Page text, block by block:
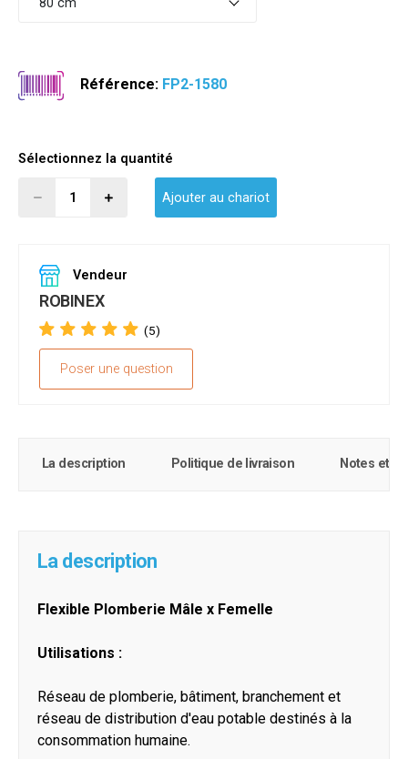
Référence: FP2-1580
Sélectionnez la quantité
Ajouter au chariot
Vendeur
ROBINEX
(5)
Poser une question
La description Politique de livraison Notes et
La description
Flexible Plomberie Mâle x Femelle
Utilisations :
Réseau de plomberie, bâtiment, branchement et
réseau de distribution d'eau potable destinés à la
consommation humaine.